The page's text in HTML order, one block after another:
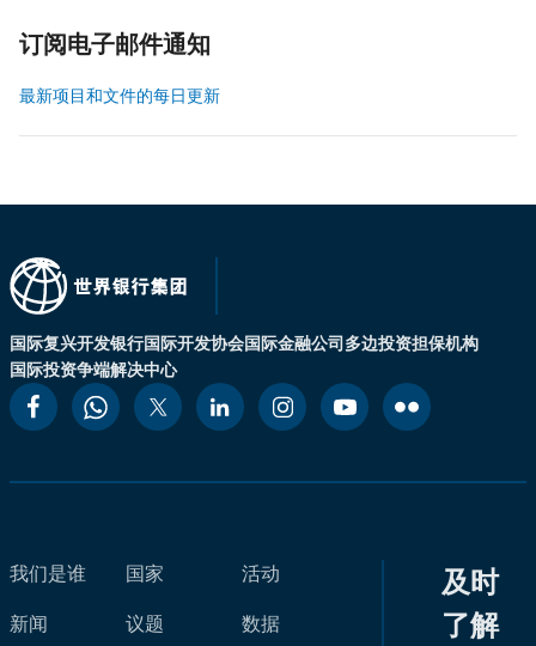
订阅电子邮件通知
最新项目和文件的每日更新
国际复兴开发银行国际开发协会国际金融公司多边投资担保机构
国际投资争端解决中心
我们是谁
新闻
国家
议题
活动
数据
及时
了解